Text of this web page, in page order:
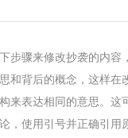
步骤来修改抄袭的内容
和背后的概念，这样在
来表达相同的意思。这
，使用引号并正确引用